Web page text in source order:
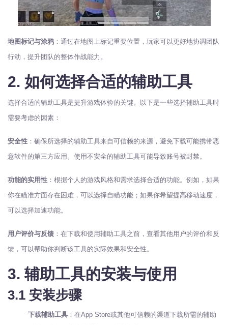
地图标记与涂鸦 ：通过在地图上标记重要位置，玩家可以更好地协调团队
行动，提升团队的整体作战能力。
2. 如何选择合适的辅助工具
选择合适的辅助工具是提升游戏体验的关键。以下是一些选择辅助工具时
需要考虑的因素：
安全性 ：确保所选择的辅助工具来自可信赖的来源，避免下载可能携带恶
意软件的第三方应用。使用不安全的辅助工具可能导致账号被封禁。
功能的实用性 ：根据个人的游戏风格和需求选择合适的功能。例如，如果
你在瞄准方面存在困难，可以选择自瞄功能；如果你希望提高移动速度，
可以选择加速功能。
用户评价与反馈 ：在下载和使用辅助工具之前，查看其他用户的评价和反
馈，可以帮助你判断该工具的实际效果和安全性。
3. 辅助工具的安装与使用
3.1 安装步骤
下载辅助工具 ：在App Store或其他可信赖的渠道下载所需的辅助